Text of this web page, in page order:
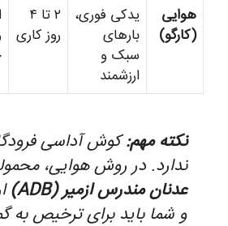
هوایی
(کارگو)
یدکی فوری،
بارهای
سبک و
ارزشمند
۲ تا ۴
روز کاری
نکته مهم:کوش آداسی
ندارد. در روش هوایی،
عدنان مندرس ازمیر (ADB)
و شما باید برای ترخیص به